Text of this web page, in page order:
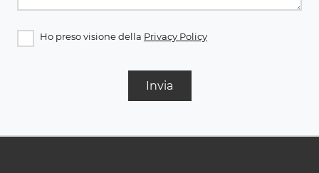
Ho preso visione della Privacy Policy
Invia